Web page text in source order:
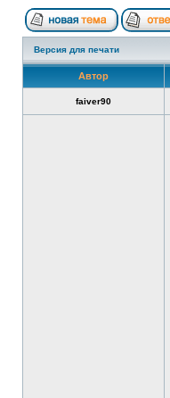
Версия для печати
Автор
faiver90